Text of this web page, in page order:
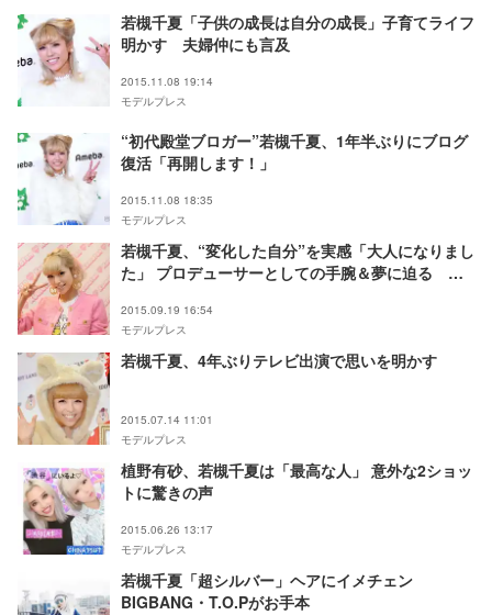
若槻千夏「子供の成長は自分の成長」子育てライフ
明かす 夫婦仲にも言及
2015.11.08 19:14
モデルプレス
“初代殿堂ブロガー”若槻千夏、1年半ぶりにブログ
復活「再開します！」
2015.11.08 18:35
モデルプレス
若槻千夏、“変化した自分”を実感「大人になりまし
た」 プロデューサーとしての手腕＆夢に迫る モ
2015.09.19 16:54
モデルプレス
若槻千夏、4年ぶりテレビ出演で思いを明かす
2015.07.14 11:01
モデルプレス
植野有砂、若槻千夏は「最高な人」 意外な2ショッ
トに驚きの声
2015.06.26 13:17
モデルプレス
若槻千夏「超シルバー」ヘアにイメチェン
BIGBANG・T.O.Pがお手本